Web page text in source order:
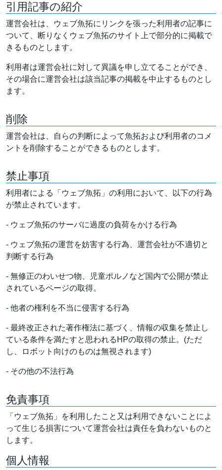
引用記事の紹介
運営会社は、ウェブ魚拓にリンクを張った利用者の記事に
ついて、断りなくウェブ魚拓のサイト上で部分的に掲載で
きるものとします。
利用者は運営会社に対して異議を申し立てることができ、
その場合に運営会社は該当記事の掲載を中止するものとし
ます。
削除
運営会社は、自らの判断によって魚拓および利用者のコメ
ントを削除することができるものとします。
禁止事項
利用者による「ウェブ魚拓」の利用において、以下の行為
が禁止されています。
- ウェブ魚拓のサーバに過度の負荷をかける行為
- ウェブ魚拓の運営を妨害する行為、運営会社が不適切と
判断する行為
- 無修正のわいせつ物、児童ポルノなど国内で公開が禁止
されているページの取得。
- 他者の権利を不当に侵害する行為
- 最終改正された著作権法に基づく、情報の収集を禁止し
ている条件を満たすと思われるHPの取得の禁止。(ただ
し、ロボット向けのものは無視されます)
- その他の不法行為
免責事項
「ウェブ魚拓」を利用したこと又は利用できないことによ
って生じる損害について運営会社は責任を負わないものと
します。
個人情報